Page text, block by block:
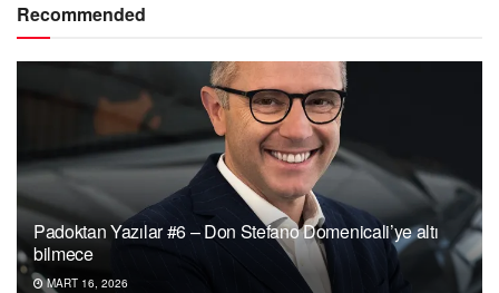
Recommended
Padoktan Yazılar #6 – Don Stefano Domenicali’ye altı
bilmece
MART 16, 2026